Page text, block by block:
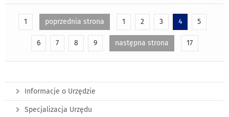
1 poprzednia strona 1 2 3 4 5
6 7 8 9 następna strona 17
Informacje o Urzędzie
Specjalizacja Urzędu